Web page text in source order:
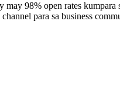
may 98% open rates kumpara
para sa business